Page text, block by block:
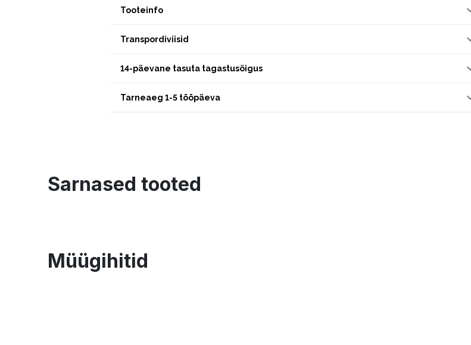
Tooteinfo
Transpordiviisid
14-päevane tasuta tagastusõigus
Tarneaeg 1-5 tööpäeva
Sarnased tooted
Müügihitid